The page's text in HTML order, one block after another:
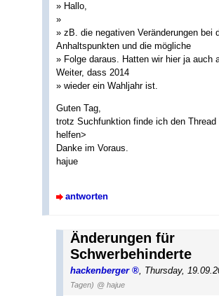
» Hallo,
»
» zB. die negativen Veränderungen bei
Anhaltspunkten und die mögliche
» Folge daraus. Hatten wir hier ja auch
Weiter, dass 2014
» wieder ein Wahljahr ist.
Guten Tag,
trotz Suchfunktion finde ich den
helfen>
Danke im Voraus.
hajue
antworten
Änderungen für
Schwerbehinderte
hackenberger Thursday,
Tagen) @ hajue